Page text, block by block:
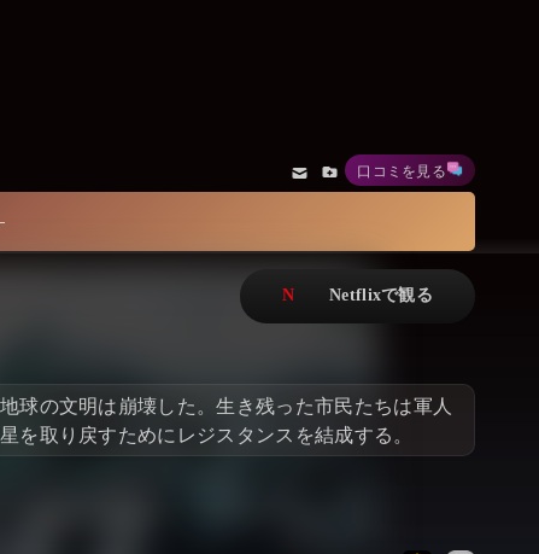
アジア映画
ドキュメンタリー
Netflixオリジナル作品
日本語吹替対応作品
その他の国のTV番組
Watchlistへ
Netflix Video
Netflix 吹替版作品
Netflix 高い評価の海外作品
口コミを見る
球の文明は崩壊した。生き残った市民たちは軍人
取り戻すためにレジスタンスを結成する。